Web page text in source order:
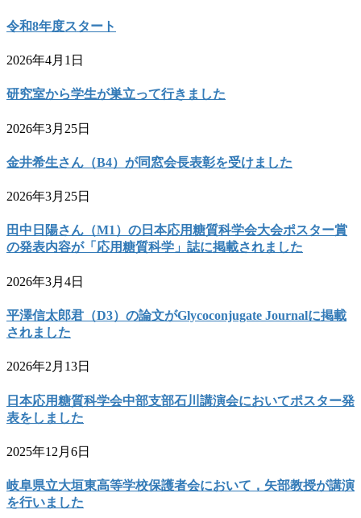
令和8年度スタート
2026年4月1日
研究室から学生が巣立って行きました
2026年3月25日
金井希生さん（B4）が同窓会長表彰を受けました
2026年3月25日
田中日陽さん（M1）の日本応用糖質科学会大会ポスター賞
の発表内容が「応用糖質科学」誌に掲載されました
2026年3月4日
平澤信太郎君（D3）の論文がGlycoconjugate Journalに掲載
されました
2026年2月13日
日本応用糖質科学会中部支部石川講演会においてポスター発
表をしました
2025年12月6日
岐阜県立大垣東高等学校保護者会において，矢部教授が講演
を行いました